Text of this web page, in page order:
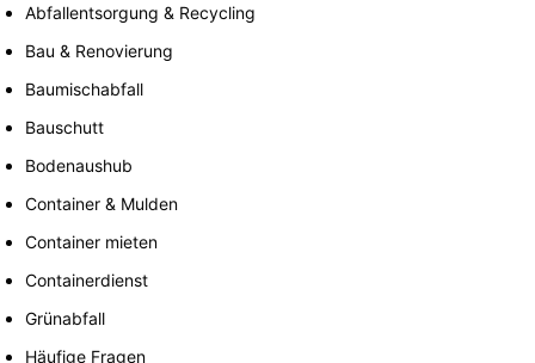
Abfallentsorgung & Recycling
Bau & Renovierung
Baumischabfall
Bauschutt
Bodenaushub
Container & Mulden
Container mieten
Containerdienst
Grünabfall
Häufige Fragen